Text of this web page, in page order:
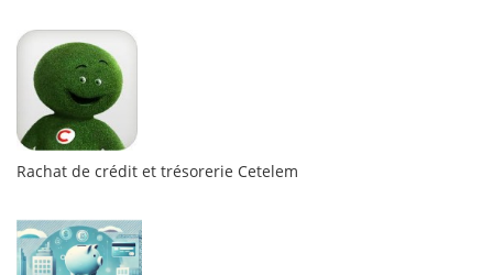
Rachat de crédit et trésorerie Cetelem